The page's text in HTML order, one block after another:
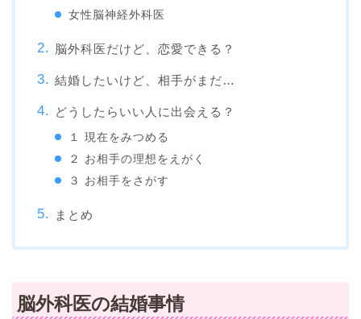
女性脳神経外科医
脳外科医だけど、恋愛できる？
結婚したいけど、相手がまだ…
どうしたらいい人に出会える？
１ 現在をみつめる
２ お相手の理想をえがく
３ お相手をさがす
まとめ
脳外科医の結婚事情